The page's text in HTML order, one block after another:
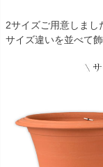
2サイズご用意しまし
サイズ違いを並べて